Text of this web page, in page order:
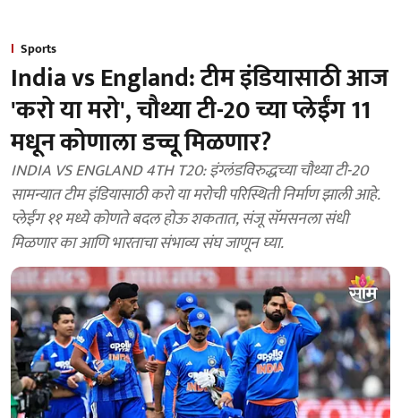
Sports
India vs England: टीम इंडियासाठी आज
'करो या मरो', चौथ्या टी-20 च्या प्लेईंग 11
मधून कोणाला डच्चू मिळणार?
INDIA VS ENGLAND 4TH T20: इंग्लंडविरुद्धच्या चौथ्या टी-20
सामन्यात टीम इंडियासाठी करो या मरोची परिस्थिती निर्माण झाली आहे.
प्लेईंग ११ मध्ये कोणते बदल होऊ शकतात, संजू सॅमसनला संधी
मिळणार का आणि भारताचा संभाव्य संघ जाणून घ्या.